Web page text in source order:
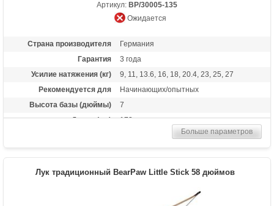
Артикул: BP/30005-135
Ожидается
Страна производителя
Германия
Гарантия
3 года
Усилие натяжения (кг)
9, 11, 13.6, 16, 18, 20.4, 23, 25, 27
Рекомендуется для
Начинающих/опытных
Высота базы (дюймы)
7
Длина (см)
173
Полочка, чехол, тетива Whisper String
Материалы изделия
клен, микарта
Больше параметров
Лук традиционный BearPaw Little Stick 58 дюймов